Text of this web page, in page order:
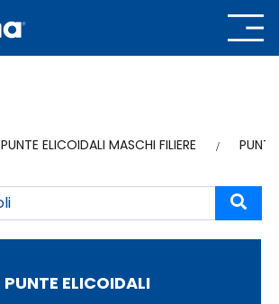
PUNTE ELICOIDALI MASCHI FILIERE
PUNTE ELICOIDALI